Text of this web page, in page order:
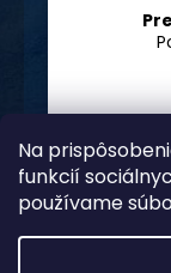
Na
funkcií
používame